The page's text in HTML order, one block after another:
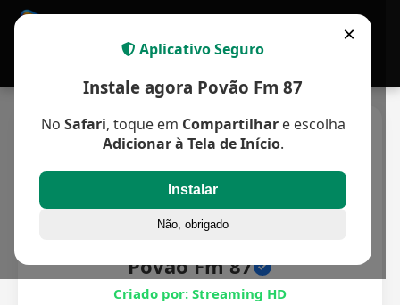
Povão Fm 87
Criado por: Streaming HD
×
Aplicativo Seguro
Instale agora Povão Fm 87
No Safari, toque em Compartilhare escolha
Adicionar à Tela de Início.
Instalar
Não, obrigado